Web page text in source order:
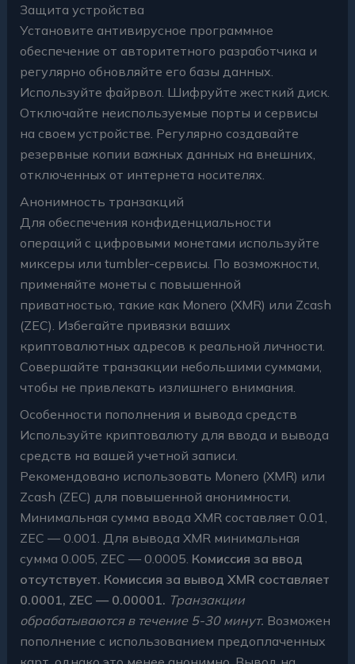
Защита устройства
Установите антивирусное программное
обеспечение от авторитетного разработчика и
регулярно обновляйте его базы данных.
Используйте файрвол. Шифруйте жесткий диск.
Отключайте неиспользуемые порты и сервисы
на своем устройстве. Регулярно создавайте
резервные копии важных данных на внешних,
отключенных от интернета носителях.
Анонимность транзакций
Для обеспечения конфиденциальности
операций с цифровыми монетами используйте
миксеры или tumbler-сервисы. По возможности,
применяйте монеты с повышенной
приватностью, такие как Monero (XMR) или Zcash
(ZEC). Избегайте привязки ваших
криптовалютных адресов к реальной личности.
Совершайте транзакции небольшими суммами,
чтобы не привлекать излишнего внимания.
Особенности пополнения и вывода средств
Используйте криптовалюту для ввода и вывода
средств на вашей учетной записи.
Рекомендовано использовать Monero (XMR) или
Zcash (ZEC) для повышенной анонимности.
Минимальная сумма ввода XMR составляет 0.01,
ZEC — 0.001. Для вывода XMR минимальная
сумма 0.005, ZEC — 0.0005. Комиссия за ввод
отсутствует. Комиссия за вывод XMR составляет
0.0001, ZEC — 0.00001. Транзакции
обрабатываются в течение 5-30 минут. Возможен
пополнение с использованием предоплаченных